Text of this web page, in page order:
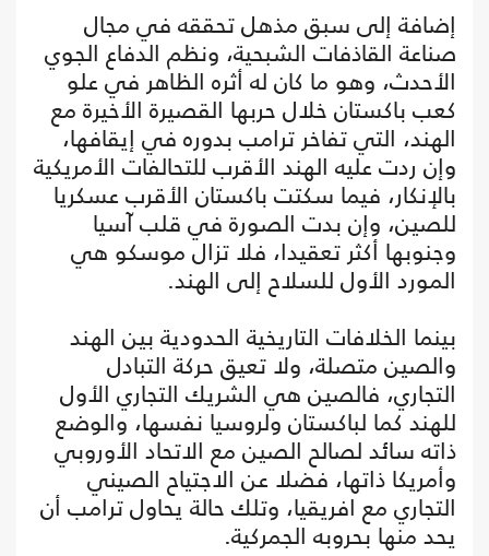
إضافة إلى سبق مذهل تحققه في مجال
صناعة القاذفات الشبحية، ونظم الدفاع الجوي
الأحدث، وهو ما كان له أثره الظاهر في علو
كعب باكستان خلال حربها القصيرة الأخيرة مع
الهند، التي تفاخر ترامب بدوره في إيقافها،
وإن ردت عليه الهند الأقرب للتحالفات الأمريكية
بالإنكار، فيما سكتت باكستان الأقرب عسكريا
للصين، وإن بدت الصورة في قلب آسيا
وجنوبها أكثر تعقيدا، فلا تزال موسكو هي
المورد الأول للسلاح إلى الهند.
بينما الخلافات التاريخية الحدودية بين الهند
والصين متصلة، ولا تعيق حركة التبادل
التجاري، فالصين هي الشريك التجاري الأول
للهند كما لباكستان ولروسيا نفسها، والوضع
ذاته سائد لصالح الصين مع الاتحاد الأوروبي
وأمريكا ذاتها، فضلا عن الاجتياح الصيني
التجاري مع افريقيا، وتلك حالة يحاول ترامب أن
يحد منها بحروبه الجمركية.